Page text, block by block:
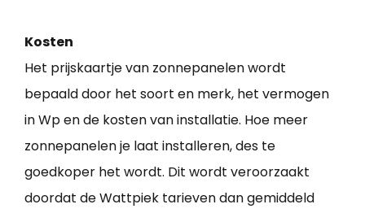
Kosten
Het prijskaartje van zonnepanelen wordt
bepaald door het soort en merk, het vermogen
in Wp en de kosten van installatie. Hoe meer
zonnepanelen je laat installeren, des te
goedkoper het wordt. Dit wordt veroorzaakt
doordat de Wattpiek tarieven dan gemiddeld